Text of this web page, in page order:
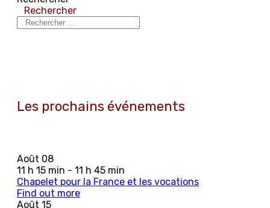
Rechercher
Les prochains événements
Août 08
11 h 15 min - 11 h 45 min
Chapelet pour la France et les vocations
Find out more
Août 15